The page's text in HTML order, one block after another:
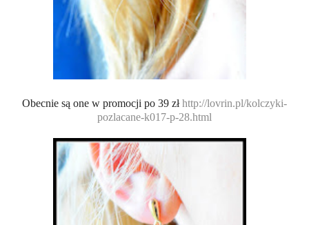
Obecnie są one w promocji po 39 złhttp://lovrin.pl/kolczyki-
pozlacane-k017-p-28.html